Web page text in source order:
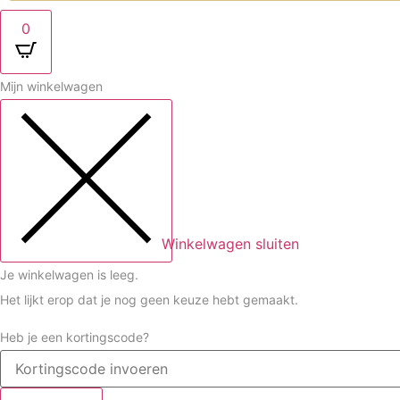
0
Mijn winkelwagen
Winkelwagen sluiten
Je winkelwagen is leeg.
Het lijkt erop dat je nog geen keuze hebt gemaakt.
Heb je een kortingscode?